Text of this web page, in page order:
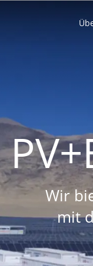
English
Wir
mit